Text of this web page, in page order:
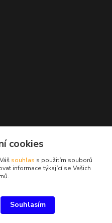
cookies
souhlas s použitím souborů
informace týkající se Vašich
Souhlasím